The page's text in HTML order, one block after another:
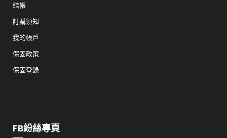
結帳
訂購須知
我的帳戶
保固政策
保固登錄
FB紛絲專頁